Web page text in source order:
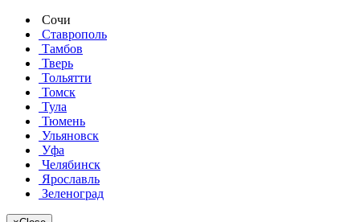
Сочи
Ставрополь
Тамбов
Тверь
Тольятти
Томск
Тула
Тюмень
Ульяновск
Уфа
Челябинск
Ярославль
Зеленоград